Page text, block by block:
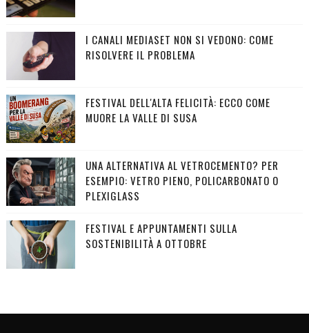
I CANALI MEDIASET NON SI VEDONO: COME
RISOLVERE IL PROBLEMA
FESTIVAL DELL'ALTA FELICITÀ: ECCO COME
MUORE LA VALLE DI SUSA
UNA ALTERNATIVA AL VETROCEMENTO? PER
ESEMPIO: VETRO PIENO, POLICARBONATO O
PLEXIGLASS
FESTIVAL E APPUNTAMENTI SULLA
SOSTENIBILITÀ A OTTOBRE